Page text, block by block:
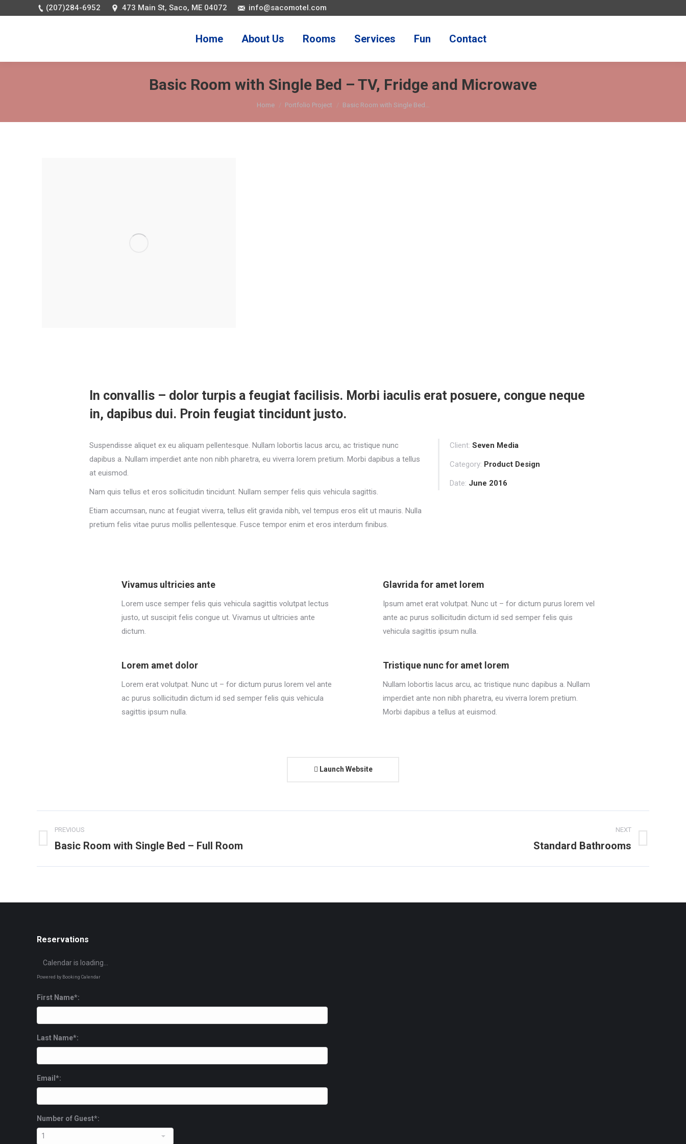
(207)284-6952 473 Main St, Saco, ME 04072 info@sacomotel.com
Home About Us Rooms Services Fun Contact
Basic Room with Single Bed – TV, Fridge and Microwave
Home Portfolio Project Basic Room with Single Bed…
In convallis – dolor turpis a feugiat facilisis. Morbi iaculis erat posuere, congue neque
in, dapibus dui. Proin feugiat tincidunt justo.
Suspendisse aliquet ex eu aliquam pellentesque. Nullam lobortis lacus arcu, ac tristique nunc
dapibus a. Nullam imperdiet ante non nibh pharetra, eu viverra lorem pretium. Morbi dapibus a tellus
at euismod.
Nam quis tellus et eros sollicitudin tincidunt. Nullam semper felis quis vehicula sagittis.
Etiam accumsan, nunc at feugiat viverra, tellus elit gravida nibh, vel tempus eros elit ut mauris. Nulla
pretium felis vitae purus mollis pellentesque. Fusce tempor enim et eros interdum finibus.
Client: Seven Media
Category: Product Design
Date: June 2016
Vivamus ultricies ante
Lorem usce semper felis quis vehicula sagittis volutpat lectus
justo, ut suscipit felis congue ut. Vivamus ut ultricies ante
dictum.
Glavrida for amet lorem
Ipsum amet erat volutpat. Nunc ut – for dictum purus lorem vel
ante ac purus sollicitudin dictum id sed semper felis quis
vehicula sagittis ipsum nulla.
Lorem amet dolor
Lorem erat volutpat. Nunc ut – for dictum purus lorem vel ante
ac purus sollicitudin dictum id sed semper felis quis vehicula
sagittis ipsum nulla.
Tristique nunc for amet lorem
Nullam lobortis lacus arcu, ac tristique nunc dapibus a. Nullam
imperdiet ante non nibh pharetra, eu viverra lorem pretium.
Morbi dapibus a tellus at euismod.
Launch Website
navigation
PREVIOUS
Previous
Basic Room with Single Bed – Full Room
NEXT
Standard Bathrooms
Reservations
Calendar is loading...
Powered by Booking Calendar
First Name*:
Last Name*:
Email*:
Number of Guest*: